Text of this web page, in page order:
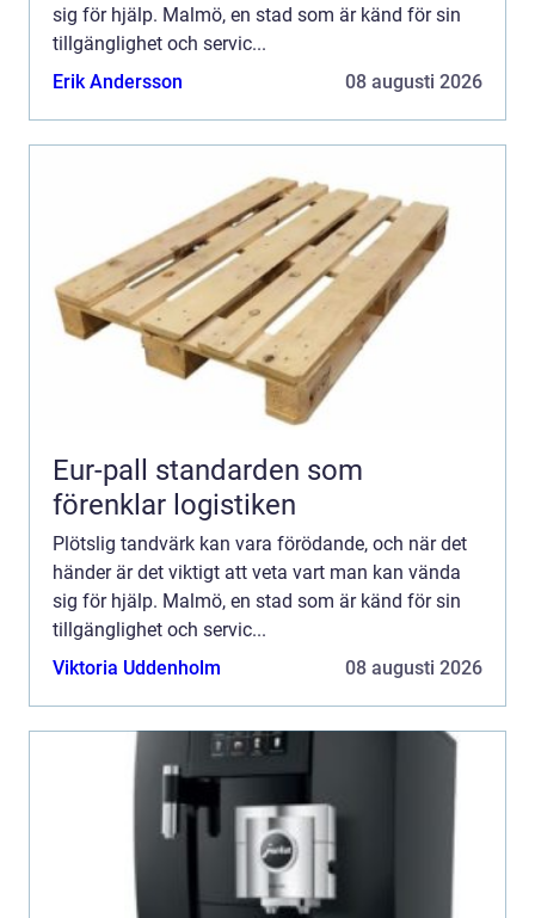
sig för hjälp. Malmö, en stad som är känd för sin
tillgänglighet och servic...
Erik Andersson
08 augusti 2026
Eur-pall standarden som
förenklar logistiken
Plötslig tandvärk kan vara förödande, och när det
händer är det viktigt att veta vart man kan vända
sig för hjälp. Malmö, en stad som är känd för sin
tillgänglighet och servic...
Viktoria Uddenholm
08 augusti 2026